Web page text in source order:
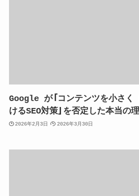
Google が「コンテンツを小さ
けるSEO対策」を否定した本当の
2026年2月3日 2026年3月30日